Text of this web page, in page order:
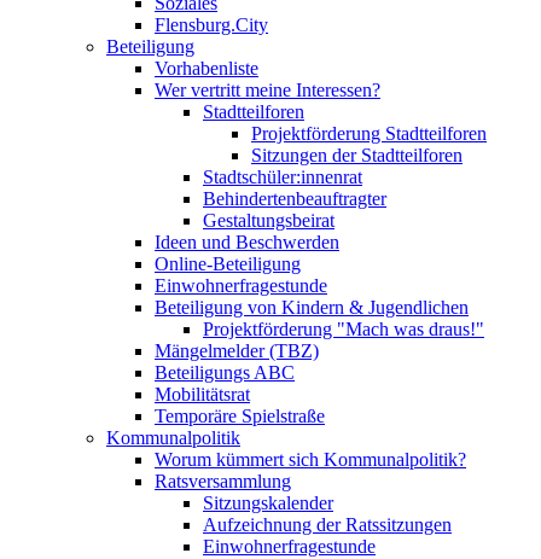
Flensburg.City
Beteiligung
Vorhabenliste
Wer vertritt meine Interessen?
Stadtteilforen
Projektförderung Stadtteilforen
Sitzungen der Stadtteilforen
Stadtschüler:innenrat
Behindertenbeauftragter
Gestaltungsbeirat
Ideen und Beschwerden
Online-Beteiligung
Einwohnerfragestunde
Beteiligung von Kindern & Jugendlichen
Projektförderung "Mach was draus!"
Mängelmelder (TBZ)
Beteiligungs ABC
Mobilitätsrat
Temporäre Spielstraße
Kommunalpolitik
Worum kümmert sich Kommunalpolitik?
Ratsversammlung
Sitzungskalender
Aufzeichnung der Ratssitzungen
Einwohnerfragestunde